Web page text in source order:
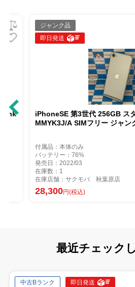
ジャンク品
即日発送
iPhoneSE 第3世代 256GB スタ
MMYK3J/A SIMフリー ジャンク
付属品：本体のみ
バッテリー：76%
発売日：2022/03
在庫数：1
在庫店舗：サクモバ 秋葉原店
28,300円(税込)
最近チェック
中古Bランク 即日発送